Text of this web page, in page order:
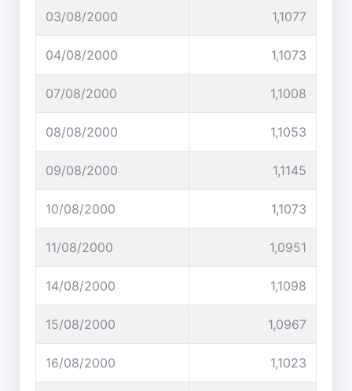
03/08/2000 1,1077
04/08/2000 1,1073
07/08/2000 1,1008
08/08/2000 1,1053
09/08/2000 1,1145
10/08/2000 1,1073
11/08/2000 1,0951
14/08/2000 1,1098
15/08/2000 1,0967
16/08/2000 1,1023